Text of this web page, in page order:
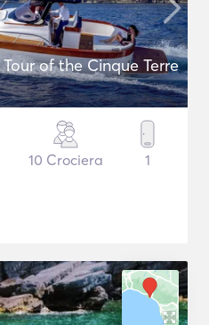
of the Cinque Terre
10 Crociera 1